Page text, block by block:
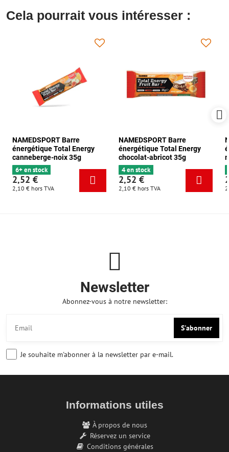
Cela pourrait vous intéresser :
NAMEDSPORT Barre
énergétique Total Energy
canneberge-noix 35g
6+ en stock
2,52 €
2,10 € hors TVA
NAMEDSPORT Barre
énergétique Total Energy
chocolat-abricot 35g
4 en stock
2,52 €
2,10 € hors TVA
Newsletter
Abonnez-vous à notre newsletter:
S'abonner
Je souhaite m'abonner à la newsletter par e-mail.
Informations utiles
À propos de nous
Réservez un service
Conditions générales